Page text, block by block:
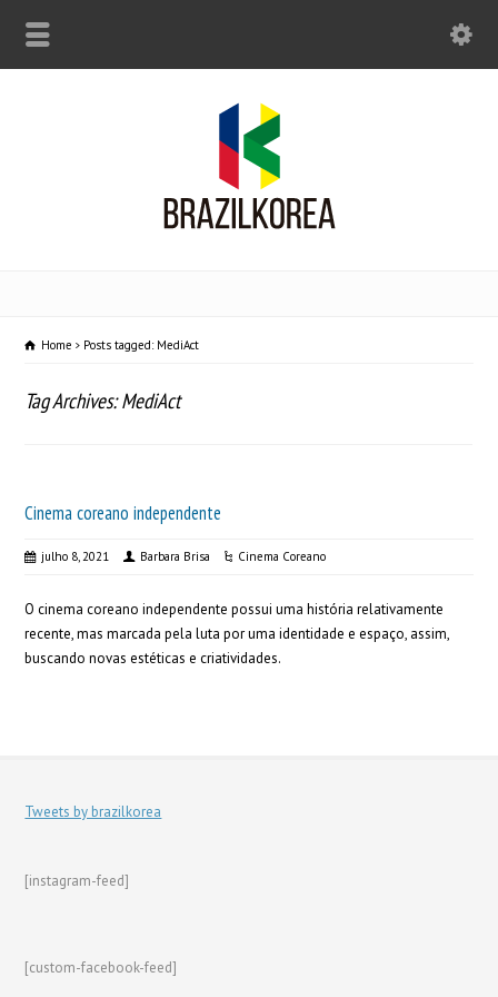
Home Posts tagged: MediAct
Tag Archives: MediAct
Cinema coreano independente
julho 8, 2021 Barbara Brisa Cinema Coreano
O cinema coreano independente possui uma história relativamente
recente, mas marcada pela luta por uma identidade e espaço, assim,
buscando novas estéticas e criatividades.
Tweets by brazilkorea
[instagram-feed]
[custom-facebook-feed]